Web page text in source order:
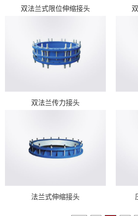
双法兰式限位伸缩接头
双法兰传力接头
法兰式伸缩接头